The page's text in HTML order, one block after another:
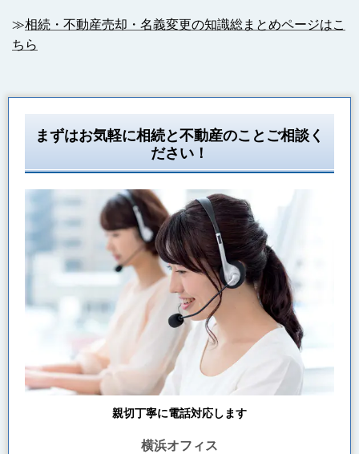
≫相続・不動産売却・名義変更の知識総まとめページはこ
ちら
まずはお気軽に相続と不動産のことご相談く
ださい！
親切丁寧に電話対応します
横浜オフィス